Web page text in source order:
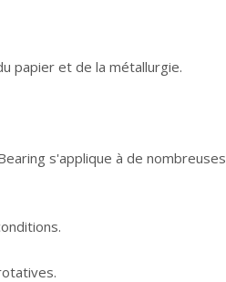
papier et de la métallurgie.
s'applique à de nombreuses